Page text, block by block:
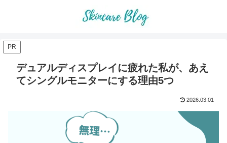
PR
デュアルディスプレイに疲れた私が、あえ
てシングルモニターにする理由5つ
2026.03.01